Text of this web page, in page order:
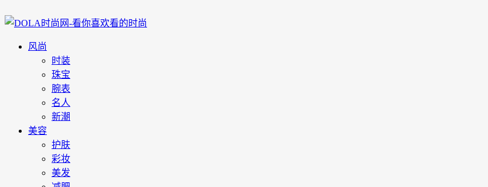
风尚
时装
珠宝
腕表
名人
新潮
美容
护肤
彩妆
美发